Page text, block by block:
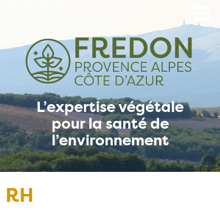
L’expertise végétale
pour la santé de
l’environnement
RH